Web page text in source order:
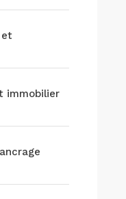
et
immobilier